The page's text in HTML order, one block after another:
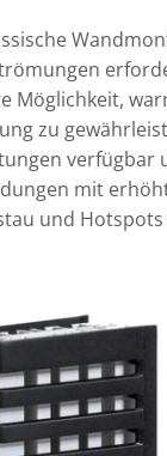
zu
verfügbar
mit
und